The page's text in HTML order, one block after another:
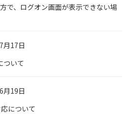
で、ログオン画面が表示できない場
月17日
ついて
月19日
について